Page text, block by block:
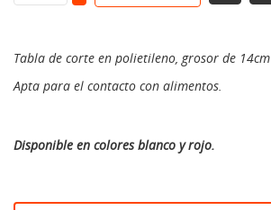
Tabla de corte en polietileno, grosor de 14cm
Apta para el contacto con alimentos.
Disponible en colores blanco y rojo.